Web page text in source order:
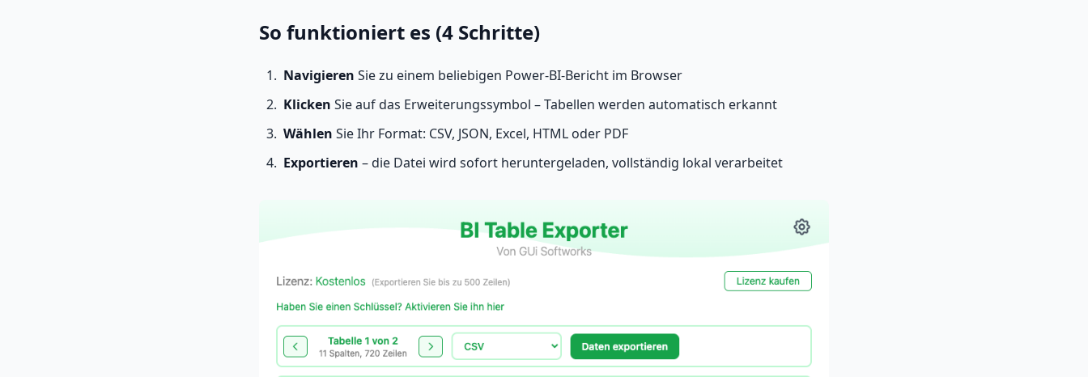
So funktioniert es (4 Schritte)
Navigieren Sie zu einem beliebigen Power-BI-Bericht im Browser
Klicken Sie auf das Erweiterungssymbol – Tabellen werden automatisch erkannt
Wählen Sie Ihr Format: CSV, JSON, Excel, HTML oder PDF
Exportieren – die Datei wird sofort heruntergeladen, vollständig lokal verarbeitet